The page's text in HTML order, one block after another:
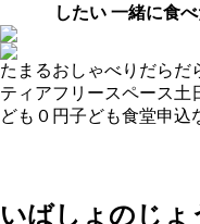
したい 一緒に食
たまるおしゃべり だらだ
ティアフリースペース土
ども０円子ども食堂申込
いばしょのじょ